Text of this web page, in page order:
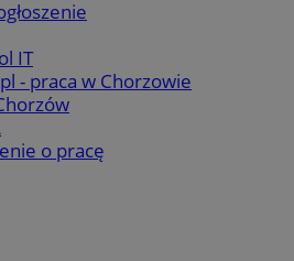
IT
- praca w Chorzowie
o pracę